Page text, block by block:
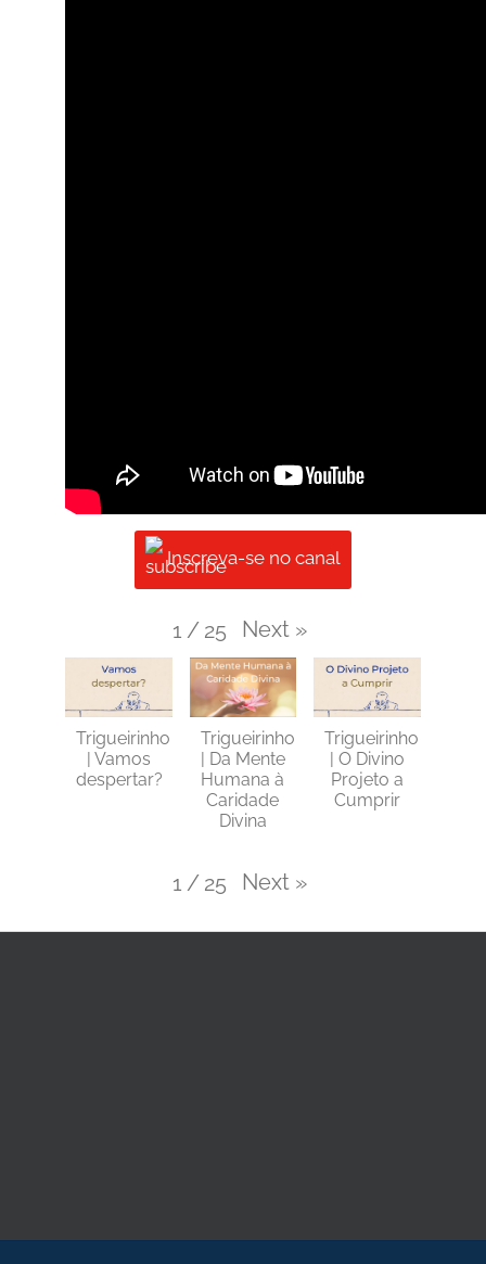
Inscreva-se no canal
1 / 25 Next »
Trigueirinho
| Vamos
despertar?
Trigueirinho
| Da Mente
Humana à
Caridade
Divina
Trigueirinho
| O Divino
Projeto a
Cumprir
1 / 25 Next »